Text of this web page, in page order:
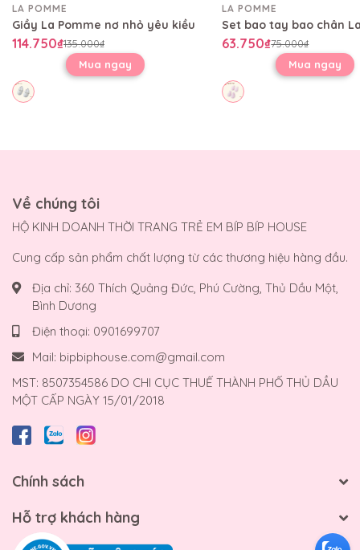
LA POMME
Giầy La Pomme nơ nhỏ yêu kiều
114.750₫135.000₫
Mua ngay
LA POMME
63.750₫75.000₫
Mua ngay
Về chúng tôi
HỘ KINH DOANH THỜI TRANG TRẺ EM BÍP BÍP HOUSE
Cung cấp sản phẩm chất lượng từ các thương hiệu hàng đầu.
Địa chỉ: 360 Thích Quảng Đức, Phú Cường, Thủ Dầu Một,
Bình Dương
Điện thoại: 0901699707
Mail: bipbiphouse.com@gmail.com
MST: 8507354586 DO CHI CỤC THUẾ THÀNH PHỐ THỦ DẦU
MỘT CẤP NGÀY 15/01/2018
Chính sách
Hỗ trợ khách hàng